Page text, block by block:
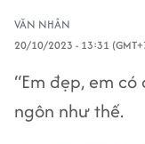
VĂN NHÂN
20/10/2023 - 13:31
“Em đẹp, em
ngôn như thế.